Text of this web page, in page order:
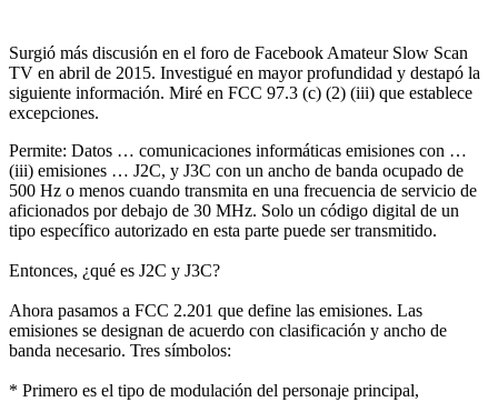
Surgió más discusión en el foro de Facebook Amateur Slow Scan
TV en abril de 2015. Investigué en mayor profundidad y destapó la
siguiente información. Miré en FCC 97.3 (c) (2) (iii) que establece
excepciones.
Permite: Datos … comunicaciones informáticas emisiones con …
(iii) emisiones … J2C, y J3C con un ancho de banda ocupado de
500 Hz o menos cuando transmita en una frecuencia de servicio de
aficionados por debajo de 30 MHz. Solo un código digital de un
tipo específico autorizado en esta parte puede ser transmitido.
Entonces, ¿qué es J2C y J3C?
Ahora pasamos a FCC 2.201 que define las emisiones. Las
emisiones se designan de acuerdo con clasificación y ancho de
banda necesario. Tres símbolos:
* Primero es el tipo de modulación del personaje principal,